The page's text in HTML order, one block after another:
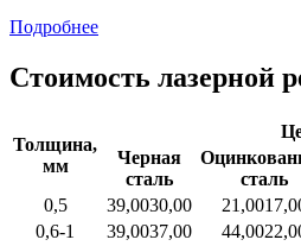
Подробнее
Стоимость лазерной
Толщина,
мм
Черная
сталь
сталь
0,5
39,0030,00 21,00
0,6-1
39,0037,00 44,00